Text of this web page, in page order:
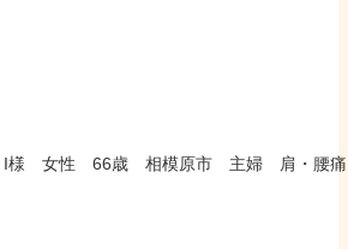
I様 女性 66歳 相模原市 主婦 肩・腰痛